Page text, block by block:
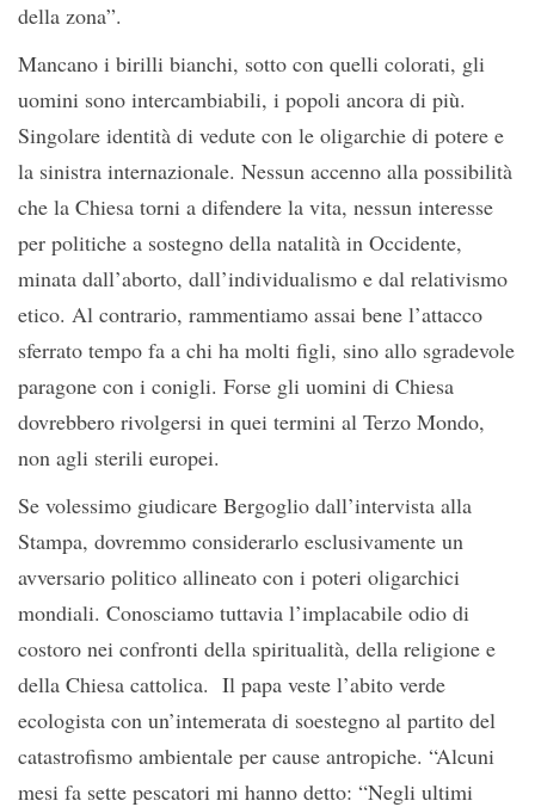
della zona”.
Mancano i birilli bianchi, sotto con quelli colorati, gli
uomini sono intercambiabili, i popoli ancora di più.
Singolare identità di vedute con le oligarchie di potere e
la sinistra internazionale. Nessun accenno alla possibilità
che la Chiesa torni a difendere la vita, nessun interesse
per politiche a sostegno della natalità in Occidente,
minata dall’aborto, dall’individualismo e dal relativismo
etico. Al contrario, rammentiamo assai bene l’attacco
sferrato tempo fa a chi ha molti figli, sino allo sgradevole
paragone con i conigli. Forse gli uomini di Chiesa
dovrebbero rivolgersi in quei termini al Terzo Mondo,
non agli sterili europei.
Se volessimo giudicare Bergoglio dall’intervista alla
Stampa, dovremmo considerarlo esclusivamente un
avversario politico allineato con i poteri oligarchici
mondiali. Conosciamo tuttavia l’implacabile odio di
costoro nei confronti della spiritualità, della religione e
della Chiesa cattolica. Il papa veste l’abito verde
ecologista con un’intemerata di soestegno al partito del
catastrofismo ambientale per cause antropiche. “Alcuni
mesi fa sette pescatori mi hanno detto: “Negli ultimi